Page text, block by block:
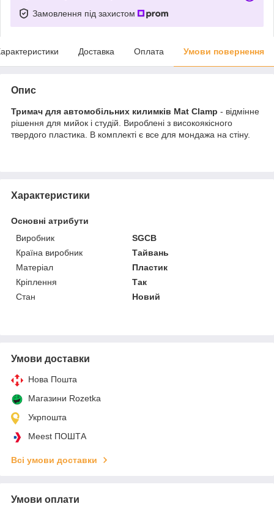
Замовлення під захистом
Доставка Оплата Умови повернення
Опис
Тримач для автомобільних килимків Mat Clamp - відмінне
рішення для мийок і студій. Вироблені з високоякісного
твердого пластика. В комплекті є все для мондажа на стіну.
Характеристики
Основні атрибути
Виробник
SGCB
Країна виробник
Тайвань
Матеріал
Пластик
Кріплення
Так
Стан
Новий
Умови доставки
Нова Пошта
Магазини Rozetka
Укрпошта
Meest ПОШТА
Всі умови доставки
Умови оплати